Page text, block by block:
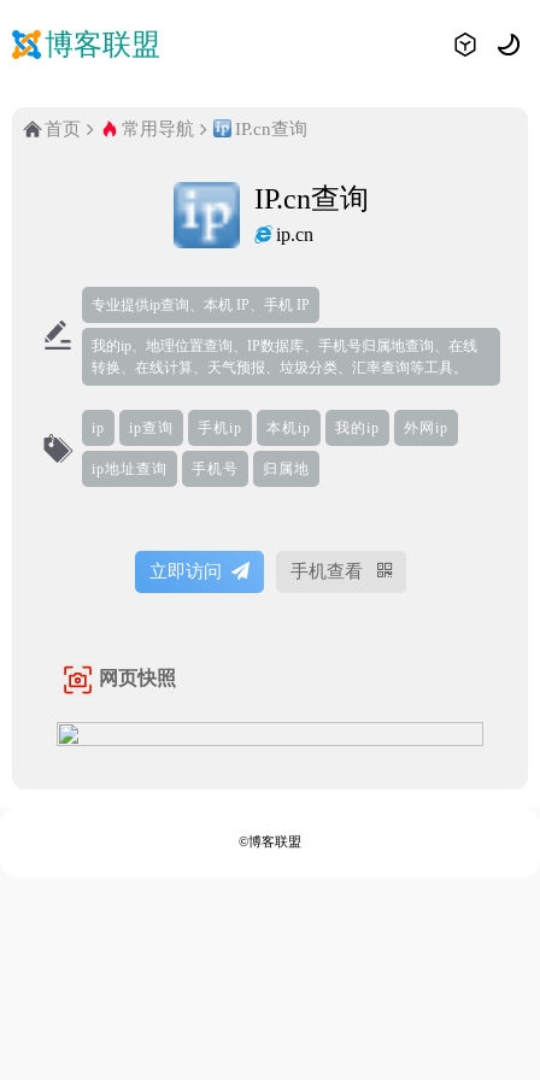
博客联盟
首页 常用导航 IP.cn查询
IP.cn查询
ip.cn
专业提供ip查询、本机 IP、手机 IP
我的ip、地理位置查询、IP数据库、手机号归属地查询、在线
转换、在线计算、天气预报、垃圾分类、汇率查询等工具。
ip ip查询 手机ip 本机ip 我的ip 外网ip
ip地址查询 手机号 归属地
立即访问 手机查看
网页快照
©博客联盟